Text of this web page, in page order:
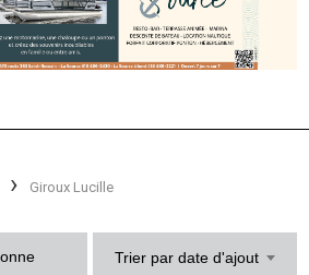
Giroux Lucille
Trier par date d'ajout